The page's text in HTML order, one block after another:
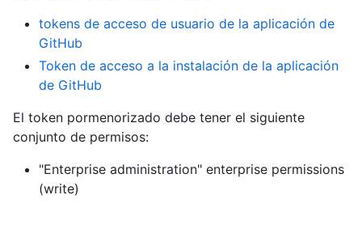
tokens de acceso de usuario de la aplicación de
GitHub
Token de acceso a la instalación de la aplicación
de GitHub
El token pormenorizado debe tener el siguiente
conjunto de permisos:
"Enterprise administration" enterprise permissions
(write)